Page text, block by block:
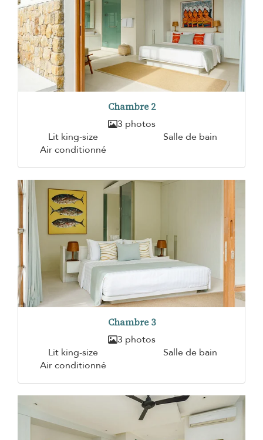
Chambre 2
3 photos
Lit king-size
Salle de bain
Air conditionné
Chambre 3
3 photos
Lit king-size
Salle de bain
Air conditionné